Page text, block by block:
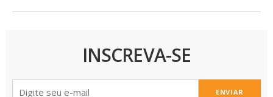
INSCREVA-SE
ENVIAR